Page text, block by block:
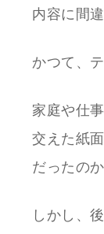
内容に間
かつて、
家庭や仕
交えた紙
だったの
しかし、